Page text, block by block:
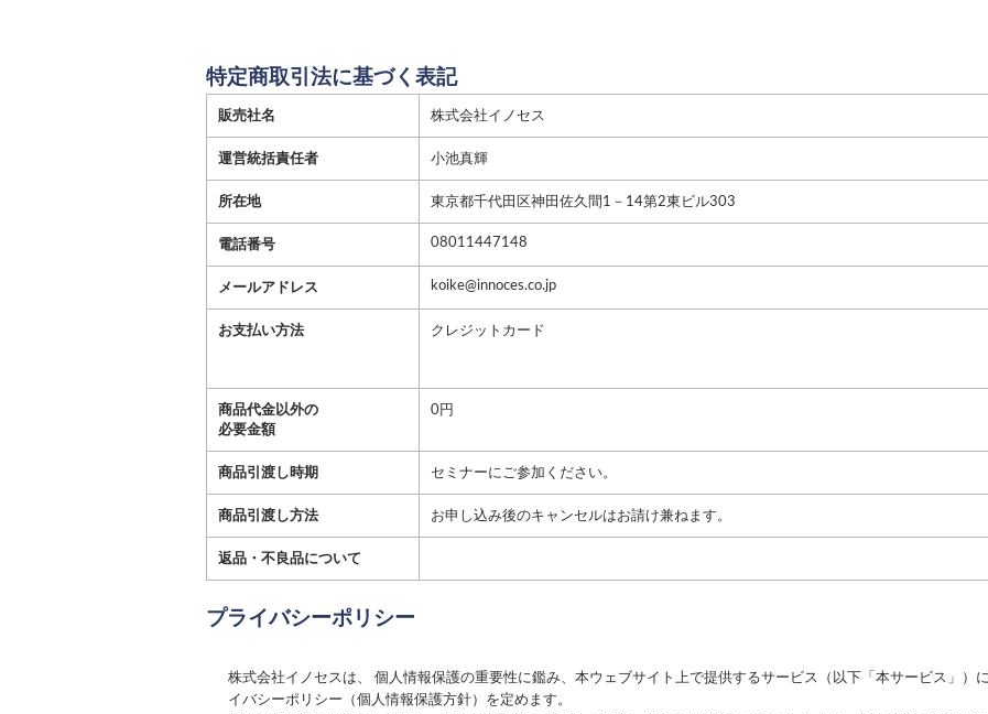
特定商取引法に基づく表記
販売社名 株式会社イノセス
運営統括責任者 小池真輝
所在地 東京都千代田区神田佐久間1－14第2東ビル303
電話番号 08011447148
メールアドレス koike@innoces.co.jp
お支払い方法 クレジットカード
商品代金以外の
必要金額
0円
商品引渡し時期 セミナーにご参加ください。
商品引渡し方法 お申し込み後のキャンセルはお請け兼ねます。
返品・不良品について
プライバシーポリシー
株式会社イノセスは、 個人情報保護の重要性に鑑み、本ウェブサイト上で提供するサービス（以下「本サービス」）
イバシーポリシー（個人情報保護方針）を定めます。